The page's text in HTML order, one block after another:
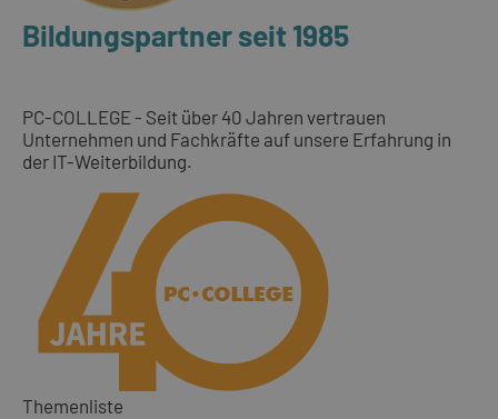
Bildungspartner seit 1985
PC-COLLEGE - Seit über 40 Jahren vertrauen
Unternehmen und Fachkräfte auf unsere Erfahrung in
der IT-Weiterbildung.
Themenliste